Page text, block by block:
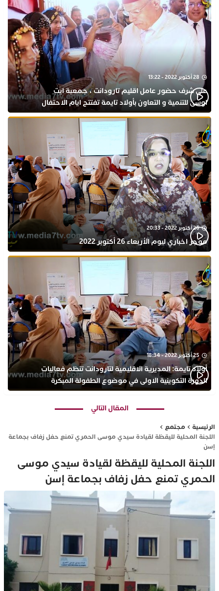
28 أكتوبر 2022 - 13:22
على شرف حضور عامل اقليم تارودانت ، جمعية ايت
اوسى للتنمية و التعاون بأولاد تايمة تفتتح ايام الاحتفال
بذكرى المولد النبوي
26 أكتوبر 2022 - 20:33
موجز اخباري ليوم الأربعاء 26 أكتوبر 2022
25 أكتوبر 2022 - 18:34
أولاد تايمة: المديرية الاقليمية لتارودانت تنظم فعاليات
الدورة التكوينية الاولى في موضوع الطفولة المبكرة
بمركز التكوين ثانوية الحسن الثاني التأهيلية
المقال التالي
الرئيسية
مجتمع
اللجنة المحلية لليقظة لقيادة سيدي موسى الحمري تمنع حفل زفاف بجماعة
إسن
اللجنة المحلية لليقظة لقيادة سيدي موسى
الحمري تمنع حفل زفاف بجماعة إسن